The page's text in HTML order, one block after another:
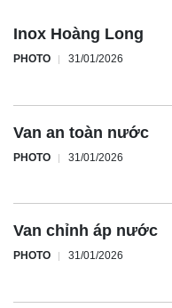
Inox Hoàng Long
PHOTO 31/01/2026
Van an toàn nước
PHOTO 31/01/2026
Van chỉnh áp nước
PHOTO 31/01/2026